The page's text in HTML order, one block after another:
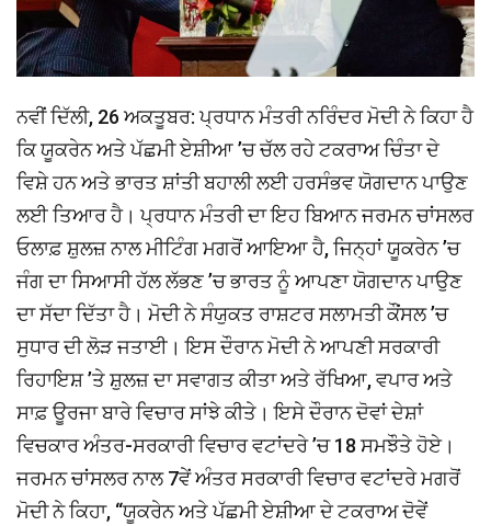
ਨਵੀਂ ਦਿੱਲੀ, 26 ਅਕਤੂਬਰ: ਪ੍ਰਧਾਨ ਮੰਤਰੀ ਨਰਿੰਦਰ ਮੋਦੀ ਨੇ ਕਿਹਾ ਹੈ
ਕਿ ਯੂਕਰੇਨ ਅਤੇ ਪੱਛਮੀ ਏਸ਼ੀਆ ’ਚ ਚੱਲ ਰਹੇ ਟਕਰਾਅ ਚਿੰਤਾ ਦੇ
ਵਿਸ਼ੇ ਹਨ ਅਤੇ ਭਾਰਤ ਸ਼ਾਂਤੀ ਬਹਾਲੀ ਲਈ ਹਰਸੰਭਵ ਯੋਗਦਾਨ ਪਾਉਣ
ਲਈ ਤਿਆਰ ਹੈ। ਪ੍ਰਧਾਨ ਮੰਤਰੀ ਦਾ ਇਹ ਬਿਆਨ ਜਰਮਨ ਚਾਂਸਲਰ
ਓਲਾਫ਼ ਸ਼ੁਲਜ਼ ਨਾਲ ਮੀਟਿੰਗ ਮਗਰੋਂ ਆਇਆ ਹੈ, ਜਿਨ੍ਹਾਂ ਯੂਕਰੇਨ ’ਚ
ਜੰਗ ਦਾ ਸਿਆਸੀ ਹੱਲ ਲੱਭਣ ’ਚ ਭਾਰਤ ਨੂੰ ਆਪਣਾ ਯੋਗਦਾਨ ਪਾਉਣ
ਦਾ ਸੱਦਾ ਦਿੱਤਾ ਹੈ। ਮੋਦੀ ਨੇ ਸੰਯੁਕਤ ਰਾਸ਼ਟਰ ਸਲਾਮਤੀ ਕੌਂਸਲ ’ਚ
ਸੁਧਾਰ ਦੀ ਲੋੜ ਜਤਾਈ। ਇਸ ਦੌਰਾਨ ਮੋਦੀ ਨੇ ਆਪਣੀ ਸਰਕਾਰੀ
ਰਿਹਾਇਸ਼ ’ਤੇ ਸ਼ੁਲਜ਼ ਦਾ ਸਵਾਗਤ ਕੀਤਾ ਅਤੇ ਰੱਖਿਆ, ਵਪਾਰ ਅਤੇ
ਸਾਫ਼ ਊਰਜਾ ਬਾਰੇ ਵਿਚਾਰ ਸਾਂਝੇ ਕੀਤੇ। ਇਸੇ ਦੌਰਾਨ ਦੋਵਾਂ ਦੇਸ਼ਾਂ
ਵਿਚਕਾਰ ਅੰਤਰ-ਸਰਕਾਰੀ ਵਿਚਾਰ ਵਟਾਂਦਰੇ ’ਚ 18 ਸਮਝੌਤੇ ਹੋਏ।
ਜਰਮਨ ਚਾਂਸਲਰ ਨਾਲ 7ਵੇਂ ਅੰਤਰ ਸਰਕਾਰੀ ਵਿਚਾਰ ਵਟਾਂਦਰੇ ਮਗਰੋਂ
ਮੋਦੀ ਨੇ ਕਿਹਾ, ‘‘ਯੂਕਰੇਨ ਅਤੇ ਪੱਛਮੀ ਏਸ਼ੀਆ ਦੇ ਟਕਰਾਅ ਦੋਵੇਂ